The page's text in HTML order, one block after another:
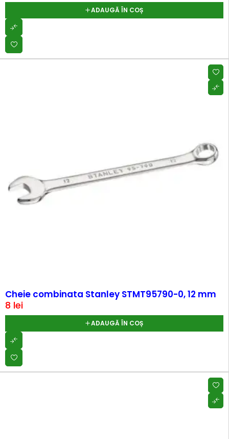
ADAUGĂ ÎN COȘ
Cheie combinata Stanley STMT95790-0, 12 mm
8 lei
ADAUGĂ ÎN COȘ